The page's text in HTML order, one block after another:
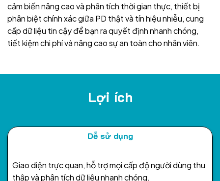
cảm biến nâng cao và phân tích thời gian thực, thiết bị
phân biệt chính xác giữa PD thật và tín hiệu nhiễu, cung
cấp dữ liệu tin cậy để bạn ra quyết định nhanh chóng,
tiết kiệm chi phí và nâng cao sự an toàn cho nhân viên.
Lợi ích
Dễ sử dụng
Giao diện trực quan, hỗ trợ mọi cấp độ người dùng thu
thập và phân tích dữ liệu nhanh chóng.